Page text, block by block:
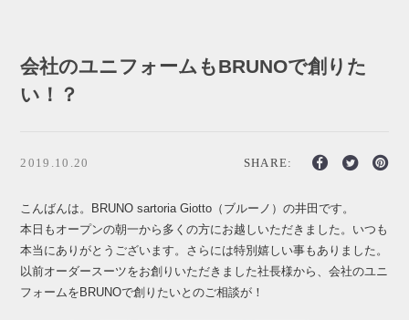
会社のユニフォームもBRUNOで創りた
い！？
2019.10.20 SHARE:
こんばんは。BRUNO sartoria Giotto（ブルーノ）の井田です。
本日もオープンの朝一から多くの方にお越しいただきました。いつも
本当にありがとうございます。さらには特別嬉しい事もありました。
以前オーダースーツをお創りいただきました社長様から、会社のユニ
フォームをBRUNOで創りたいとのご相談が！